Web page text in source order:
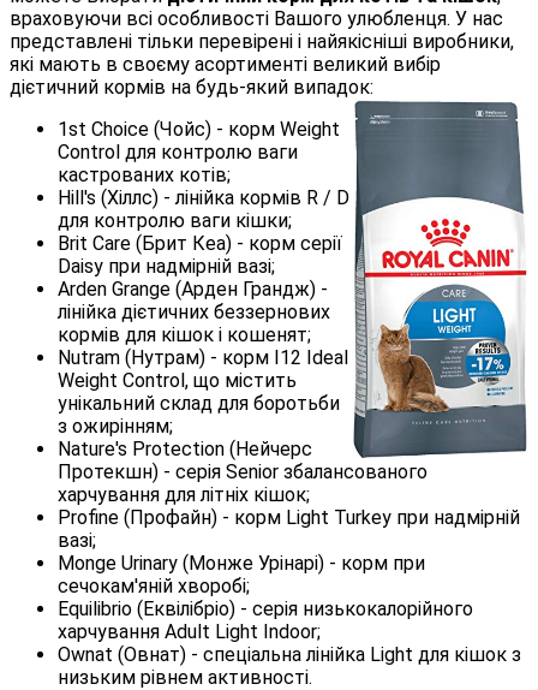
враховуючи всі особливості Вашого улюбленця. У нас
представлені тільки перевірені і найякісніші виробники,
які мають в своєму асортименті великий вибір
дієтичний кормів на будь-який випадок:
1st Choice (Чойс) - корм Weight
Control для контролю ваги
кастрованих котів;
Hill's (Хіллс) - лінійка кормів R / D
для контролю ваги кішки;
Brit Care (Брит Кеа) - корм серії
Daisy при надмірній вазі;
Arden Grange (Арден Грандж) -
лінійка дієтичних беззернових
кормів для кішок і кошенят;
Nutram (Нутрам) - корм I12 Ideal
Weight Control, що містить
унікальний склад для боротьби
з ожирінням;
Nature's Protection (Нейчерс
Протекшн) - серія Senior збалансованого
харчування для літніх кішок;
Profine (Профайн) - корм Light Turkey при надмірній
вазі;
Monge Urinary (Монже Урінарі) - корм при
сечокам'яній хворобі;
Equilibrio (Еквілібріо) - серія низькокалорійного
харчування Adult Light Indoor;
Ownat (Овнат) - спеціальна лінійка Light для кішок з
низьким рівнем активності.